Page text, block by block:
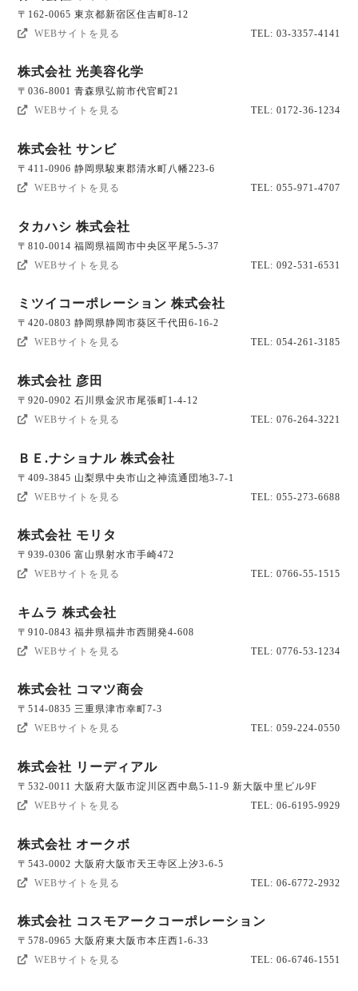
〒162-0065 東京都新宿区住吉町8-12
WEBサイトを見る
TEL: 03-3357-4141
株式会社 光美容化学
〒036-8001 青森県弘前市代官町21
WEBサイトを見る
TEL: 0172-36-1234
株式会社 サンビ
〒411-0906 静岡県駿東郡清水町八幡223-6
WEBサイトを見る
TEL: 055-971-4707
タカハシ 株式会社
〒810-0014 福岡県福岡市中央区平尾5-5-37
WEBサイトを見る
TEL: 092-531-6531
ミツイコーポレーション 株式会社
〒420-0803 静岡県静岡市葵区千代田6-16-2
WEBサイトを見る
TEL: 054-261-3185
株式会社 彦田
〒920-0902 石川県金沢市尾張町1-4-12
WEBサイトを見る
TEL: 076-264-3221
ＢＥ.ナショナル 株式会社
〒409-3845 山梨県中央市山之神流通団地3-7-1
WEBサイトを見る
TEL: 055-273-6688
株式会社 モリタ
〒939-0306 富山県射水市手崎472
WEBサイトを見る
TEL: 0766-55-1515
キムラ 株式会社
〒910-0843 福井県福井市西開発4-608
WEBサイトを見る
TEL: 0776-53-1234
株式会社 コマツ商会
〒514-0835 三重県津市幸町7-3
WEBサイトを見る
TEL: 059-224-0550
株式会社 リーディアル
〒532-0011 大阪府大阪市淀川区西中島5-11-9 新大阪中里ビル9F
WEBサイトを見る
TEL: 06-6195-9929
株式会社 オークボ
〒543-0002 大阪府大阪市天王寺区上汐3-6-5
WEBサイトを見る
TEL: 06-6772-2932
株式会社 コスモアークコーポレーション
〒578-0965 大阪府東大阪市本庄西1-6-33
WEBサイトを見る
TEL: 06-6746-1551